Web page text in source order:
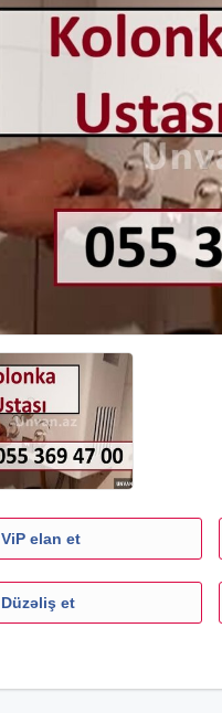
ViP elan et
Düzəliş et